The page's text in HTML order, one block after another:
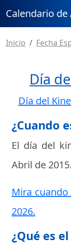
Calendario
Inicio Fecha
Día
Día del
¿Cuando
El día del
Abril de 2015.
Mira
2026.
¿Qué es